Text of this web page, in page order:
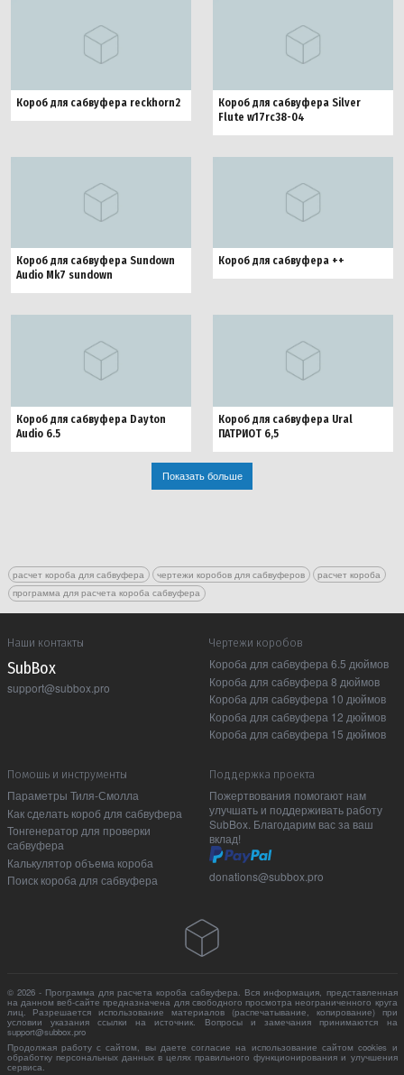
Короб для сабвуфера reckhorn2
Короб для сабвуфера Silver
Flute w17rc38-04
Короб для сабвуфера Sundown
Audio Mk7 sundown
Короб для сабвуфера ++
Короб для сабвуфера Dayton
Audio 6.5
Короб для сабвуфера Ural
ПАТРИОТ 6,5
Показать больше
расчет короба для сабвуфера чертежи коробов для сабвуферов
расчет короба
программа для расчета короба сабвуфера
Наши контакты
Sub Box
support@subbox.pro
Чертежи коробов
Короба для сабвуфера 6.5 дюймов
Короба для сабвуфера 8 дюймов
Короба для сабвуфера 10 дюймов
Короба для сабвуфера 12 дюймов
Короба для сабвуфера 15 дюймов
Помошь и инструменты
Параметры Тиля-Смолла
Как сделать короб для сабвуфера
Тонгенератор для проверки
сабвуфера
Калькулятор объема короба
Поиск короба для сабвуфера
Поддержка проекта
Пожертвования помогают нам
улучшать и поддерживать работу
SubBox. Благодарим вас за ваш
вклад!
donations@subbox.pro
© 2026 - Программа для расчета короба сабвуфера. Вся информация, представленная
на данном веб-сайте предназначена для свободного просмотра неограниченного круга
лиц. Разрешается использование материалов (распечатывание, копирование) при
условии указания ссылки на источник. Вопросы и замечания принимаются на
support@subbox.pro
Продолжая работу с сайтом, вы даете согласие на использование сайтом cookies и
обработку персональных данных в целях правильного функционирования и улучшения
сервиса.